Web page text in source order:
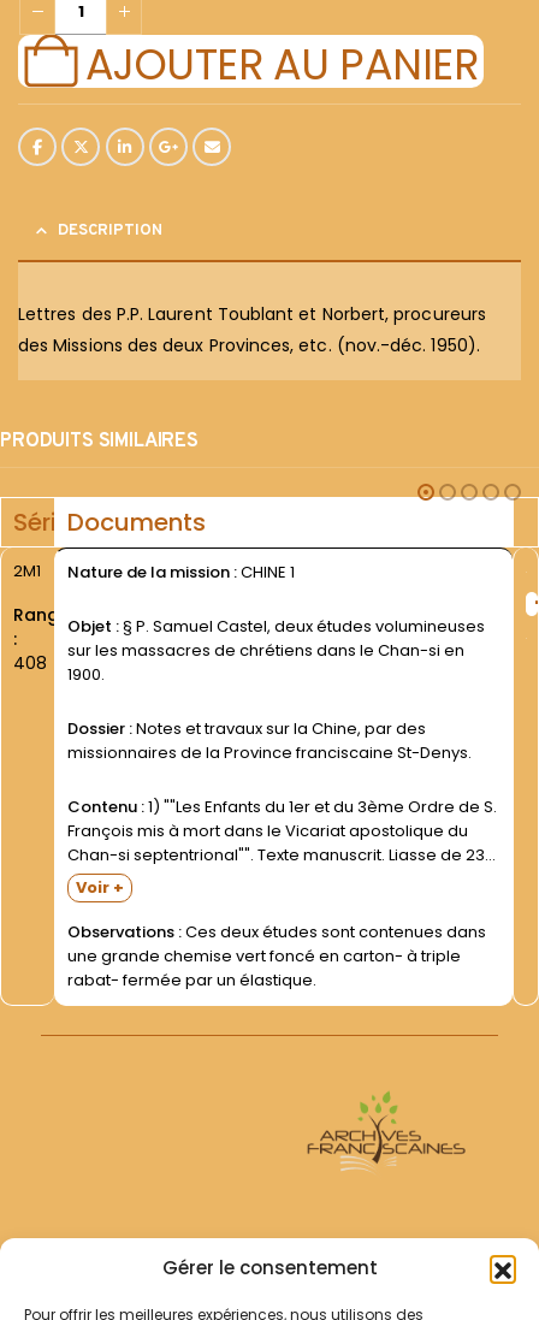
Gérer le consentement
Pour offrir les meilleures expériences, nous utilisons des
AJOUTER AU PANIER
DESCRIPTION
Lettres des P.P. Laurent Toublant et Norbert, procureurs
des Missions des deux Provinces, etc. (nov.-déc. 1950).
PRODUITS SIMILAIRES
SérieDocuments
2M1
Rang
:
408
Nature de la mission :CHINE 1
Objet :§ P. Samuel Castel, deux études volumineuses
sur les massacres de chrétiens dans le Chan-si en
1900.
Dossier :Notes et travaux sur la Chine, par des
missionnaires de la Province franciscaine St-Denys.
Contenu :1) ""Les Enfants du 1er et du 3ème Ordre de S.
François mis à mort dans le Vicariat apostolique du
Chan-si septentrional"". Texte manuscrit. Liasse de 233
feuillets (texte au recto seulement)- dans une chemise
saumon. 2) ""La Foi en...
Voir +
Observations :Ces deux études sont contenues dans
une grande chemise vert foncé en carton- à triple
rabat- fermée par un élastique.
Archives Franciscaines